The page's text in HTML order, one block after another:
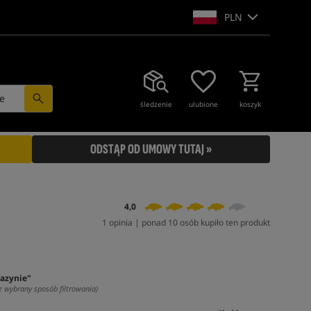
PLN
śledzenie ulubione koszyk
ODSTĄP OD UMOWY TUTAJ »
4,0
1 opinia | ponad 10 osób kupiło ten produkt
wybrany sposób filtrowania)